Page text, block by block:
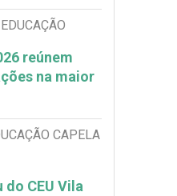
reúnem
na maior
CAPELA
CEU Vila